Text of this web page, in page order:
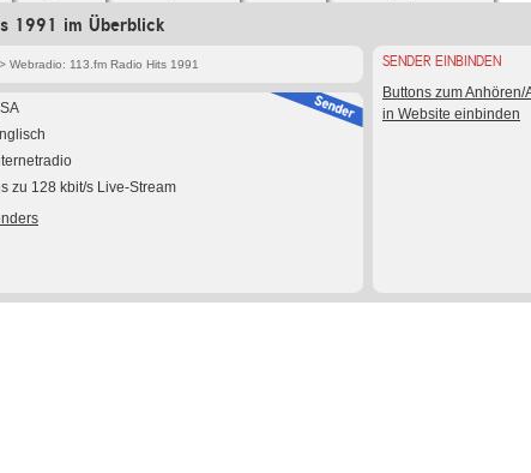
1991 im Überblick
> Webradio: 113.fm Radio Hits 1991
zu 128 kbit/s Live-Stream
SENDER EINBINDEN
Buttons zum Anhören/
in Website einbinden